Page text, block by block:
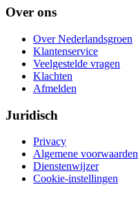
Over ons
Over Nederlandsgroen
Klantenservice
Veelgestelde vragen
Klachten
Afmelden
Juridisch
Privacy
Algemene voorwaarden
Dienstenwijzer
Cookie-instellingen